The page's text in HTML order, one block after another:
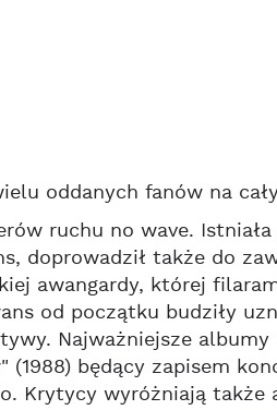
oddanych fanów na
ruchu no wave.
doprowadził także do
awangardy, której
od początku budziły
Najważniejsze albumy
(1988) będący zapisem
Krytycy wyróżniają także